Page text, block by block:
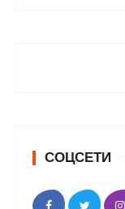
СОЦСЕТИ